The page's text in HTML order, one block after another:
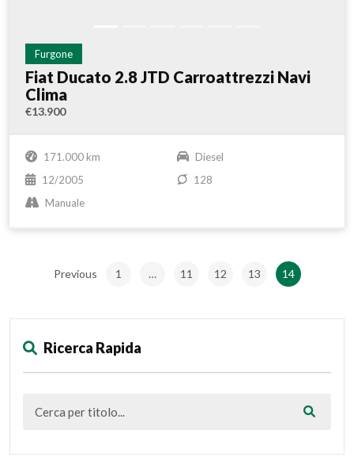
Furgone
Fiat Ducato 2.8 JTD Carroattrezzi Navi
Clima
€13.900
171.000 km
Diesel
12/2005
128
Manuale
Previous 1 … 11 12 13 14
Ricerca Rapida